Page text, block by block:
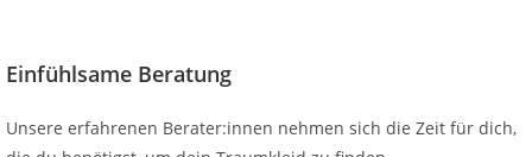
Einfühlsame Beratung
Unsere erfahrenen Berater:innen nehmen sich die Zeit für dich,